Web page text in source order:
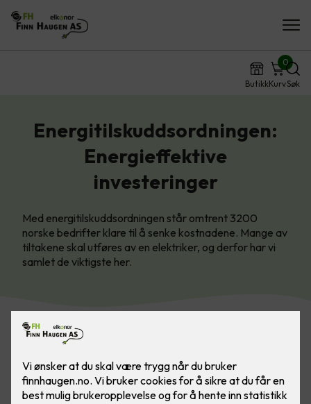
ButikkKurv
0
Søk
Energitilskuddsordningen:
Energieffektive
investeringer
Med energitilskuddsordningen står omtrent 3200
norske bedrifter klare til å senke kostnadene. Mange av
tiltakene skal utføres av en elektriker, og derfor har vi
samlet de viktigste her.